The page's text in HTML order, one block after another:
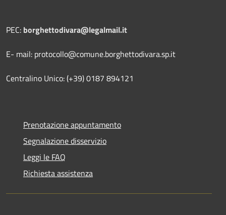
PEC: borghettodivara@legalmail.it
E- mail: protocollo@comune.borghettodivara.sp.it
Centralino Unico: (+39) 0187 894121
Prenotazione appuntamento
Segnalazione disservizio
Leggi le FAQ
Richiesta assistenza